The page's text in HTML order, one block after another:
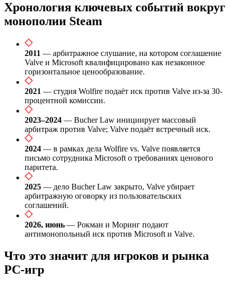
Хронология ключевых событий вокруг
монополии Steam
2011 — арбитражное слушание, на котором соглашение
Valve и Microsoft квалифицировано как незаконное
горизонтальное ценообразование.
2021 — студия Wolfire подаёт иск против Valve из-за 30-
процентной комиссии.
2023–2024 — Bucher Law инициирует массовый
арбитраж против Valve; Valve подаёт встречный иск.
2024 — в рамках дела Wolfire vs. Valve появляется
письмо сотрудника Microsoft о требованиях ценового
паритета.
2025 — дело Bucher Law закрыто, Valve убирает
арбитражную оговорку из пользовательских
соглашений.
2026, июнь — Рокман и Моринг подают
антимонопольный иск против Microsoft и Valve.
Что это значит для игроков и рынка
PC-игр